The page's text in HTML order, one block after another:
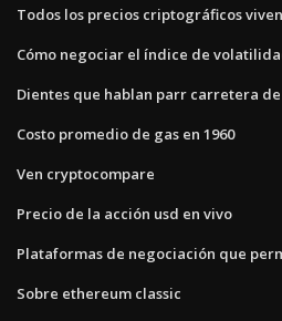
Todos los precios criptográficos viven
Cómo negociar el índice de
Dientes que hablan parr carretera
Costo promedio de gas en 1960
Ven cryptocompare
Precio de la acción usd en vivo
Plataformas de negociación que
Sobre ethereum classic